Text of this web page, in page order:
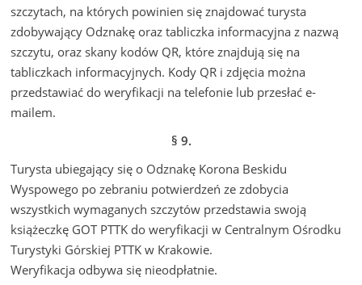
szczytach, na których powinien się znajdować turysta
zdobywający Odznakę oraz tabliczka informacyjna z nazwą
szczytu, oraz skany kodów QR, które znajdują się na
tabliczkach informacyjnych. Kody QR i zdjęcia można
przedstawiać do weryfikacji na telefonie lub przesłać e-
mailem.
§ 9.
Turysta ubiegający się o Odznakę Korona Beskidu
Wyspowego po zebraniu potwierdzeń ze zdobycia
wszystkich wymaganych szczytów przedstawia swoją
książeczkę GOT PTTK do weryfikacji w Centralnym Ośrodku
Turystyki Górskiej PTTK w Krakowie.
Weryfikacja odbywa się nieodpłatnie.